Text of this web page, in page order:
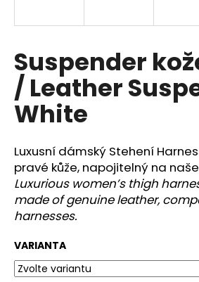
Suspender
/ Leather
White
Luxusní dámský Stehení
pravé kůže, napojitelný na
Luxurious women’s thigh
made of genuine leather,
harnesses.
VARIANTA
í
t
?
HLEDAT
D
o
p
o